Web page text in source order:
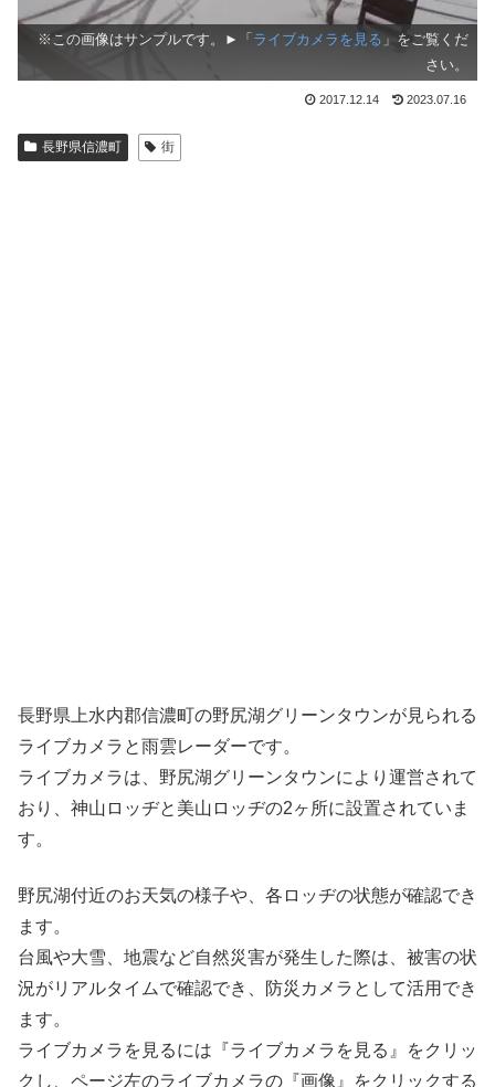
※この画像はサンプルです。►「 ライブカメラを見る 」をご覧くだ
さい。
2017.12.14 2023.07.16
長野県信濃町 街
長野県上水内郡信濃町の野尻湖グリーンタウンが見られる
ライブカメラと雨雲レーダーです。
ライブカメラは、野尻湖グリーンタウンにより運営されて
おり、神山ロッヂと美山ロッヂの2ヶ所に設置されていま
す。
野尻湖付近のお天気の様子や、各ロッヂの状態が確認でき
ます。
台風や大雪、地震など自然災害が発生した際は、被害の状
況がリアルタイムで確認でき、防災カメラとして活用でき
ます。
ライブカメラを見るには『ライブカメラを見る』をクリッ
クし、ページ左のライブカメラの『画像』をクリックする